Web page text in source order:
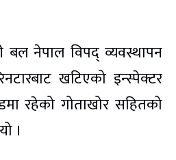
बल नेपाल विपद् व्यवस्थापन
खटिएको इन्स्पेक्टर
रहेको गोताखोर सहितको
।